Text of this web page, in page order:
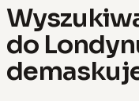
do